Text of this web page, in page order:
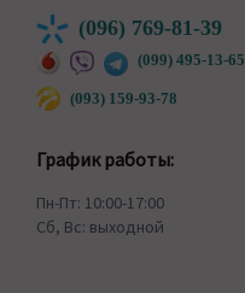
(096) 769-81-39
(099) 495-13-65
(093) 159-93-78
График работы:
Пн-Пт: 10:00-17:00
Сб, Вс: выходной